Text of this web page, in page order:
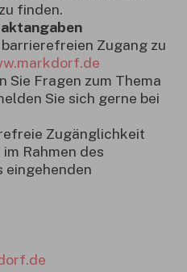
zu finden.
Zugang zu
Sie Fragen zum Thema
Sie sich gerne bei
Zugänglichkeit
Rahmen des
eingehenden